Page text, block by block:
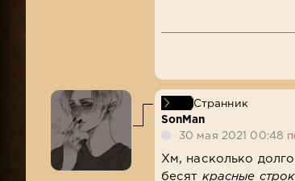
Странник
SonMan
30 мая 2021 00:48
Хм, насколько
бесят красные